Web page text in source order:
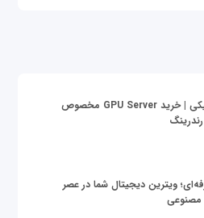
قیمت سرور گرافیکی | خرید GPU Server مخصوص
ویترین دیجیتال شما در عصر